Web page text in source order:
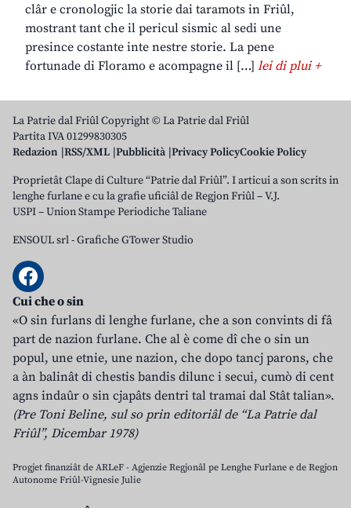
clâr e cronologjic la storie dai taramots in Friûl,
mostrant tant che il pericul sismic al sedi une
presince costante inte nestre storie. La pene
fortunade di Floramo e acompagne il […] lei di plui +
La Patrie dal Friûl Copyright © La Patrie dal Friûl
Partita IVA 01299830305
Redazion RSS/XML Pubblicità Privacy PolicyCookie Policy
Proprietât Clape di Culture “Patrie dal Friûl”. I articui a son scrits in
lenghe furlane e cu la grafie uficiâl de Regjon Friûl – V.J.
USPI – Union Stampe Periodiche Taliane
ENSOUL srl-Grafiche GTower Studio
Cui che o sin
«O sin furlans di lenghe furlane, che a son convints di fâ
part de nazion furlane. Che al è come dî che o sin un
popul, une etnie, une nazion, che dopo tancj parons, che
a àn balinât di chestis bandis dilunc i secui, cumò di cent
agns indaûr o sin cjapâts dentri tal tramai dal Stât talian».
(Pre Toni Beline, sul so prin editoriâl de “La Patrie dal
Friûl”, Dicembar 1978)
Progjet finanziât de ARLeF - Agjenzie Regjonâl pe Lenghe Furlane e de Regjon
Autonome Friûl-Vignesie Julie